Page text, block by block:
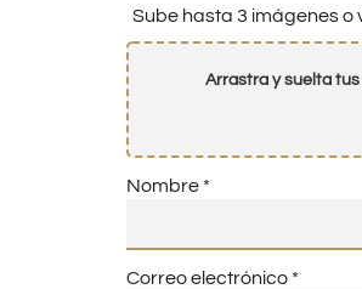
Sube hasta 3 imágenes o
Arrastra y suelta
Nombre *
Correo electrónico *